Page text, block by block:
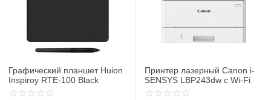
Графический планшет Huion
Inspiroy RTE-100 Black
Принтер лазерный Canon i-
SENSYS LBP243dw с Wi-Fi